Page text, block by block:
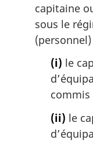
capitaine
sous le
(personnel)
(i) le
commis
(ii) le